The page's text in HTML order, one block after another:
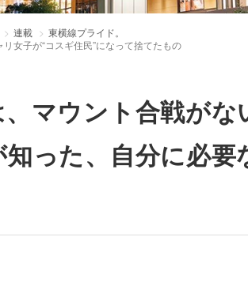
連載
東横線プライド。
女子が“コスギ住民”になって捨てたもの
マウント合戦がな
った、自分に必要